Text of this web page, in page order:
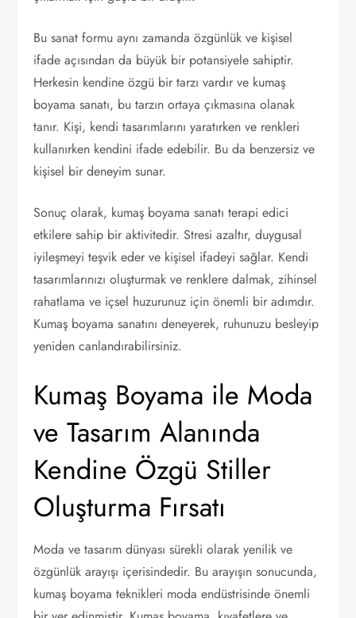
Bu sanat formu aynı zamanda özgünlük ve kişisel
ifade açısından da büyük bir potansiyele sahiptir.
Herkesin kendine özgü bir tarzı vardır ve kumaş
boyama sanatı, bu tarzın ortaya çıkmasına olanak
tanır. Kişi, kendi tasarımlarını yaratırken ve renkleri
kullanırken kendini ifade edebilir. Bu da benzersiz ve
kişisel bir deneyim sunar.
Sonuç olarak, kumaş boyama sanatı terapi edici
etkilere sahip bir aktivitedir. Stresi azaltır, duygusal
iyileşmeyi teşvik eder ve kişisel ifadeyi sağlar. Kendi
tasarımlarınızı oluşturmak ve renklere dalmak, zihinsel
rahatlama ve içsel huzurunuz için önemli bir adımdır.
Kumaş boyama sanatını deneyerek, ruhunuzu besleyip
yeniden canlandırabilirsiniz.
Kumaş Boyama ile Moda
ve Tasarım Alanında
Kendine Özgü Stiller
Oluşturma Fırsatı
Moda ve tasarım dünyası sürekli olarak yenilik ve
özgünlük arayışı içerisindedir. Bu arayışın sonucunda,
kumaş boyama teknikleri moda endüstrisinde önemli